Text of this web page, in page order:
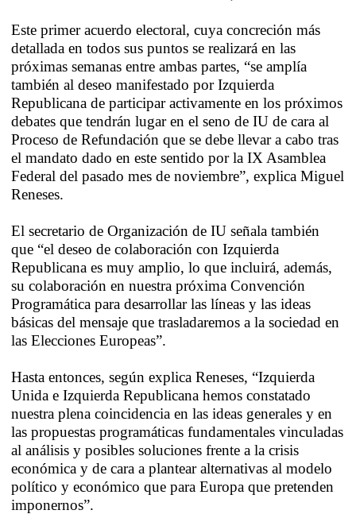
Este primer acuerdo electoral, cuya concreción más
detallada en todos sus puntos se realizará en las
próximas semanas entre ambas partes, “se amplía
también al deseo manifestado por Izquierda
Republicana de participar activamente en los próximos
debates que tendrán lugar en el seno de IU de cara al
Proceso de Refundación que se debe llevar a cabo tras
el mandato dado en este sentido por la IX Asamblea
Federal del pasado mes de noviembre”, explica Miguel
Reneses.
El secretario de Organización de IU señala también
que “el deseo de colaboración con Izquierda
Republicana es muy amplio, lo que incluirá, además,
su colaboración en nuestra próxima Convención
Programática para desarrollar las líneas y las ideas
básicas del mensaje que trasladaremos a la sociedad en
las Elecciones Europeas”.
Hasta entonces, según explica Reneses, “Izquierda
Unida e Izquierda Republicana hemos constatado
nuestra plena coincidencia en las ideas generales y en
las propuestas programáticas fundamentales vinculadas
al análisis y posibles soluciones frente a la crisis
económica y de cara a plantear alternativas al modelo
político y económico que para Europa que pretenden
imponernos”.